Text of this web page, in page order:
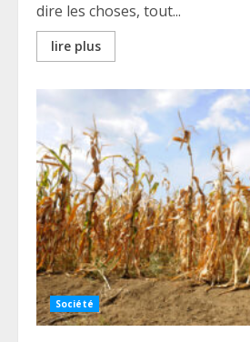
dire les choses, tout...
lire plus
Société